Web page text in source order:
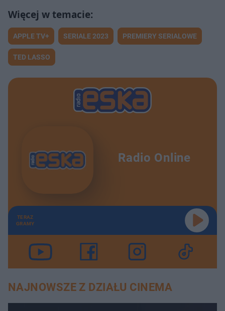
APPLE TV+ SERIALE 2023 PREMIERY SERIALOWE
TED LASSO
Radio Online
TERAZ
GRAMY
NAJNOWSZE Z DZIAŁU CINEMA